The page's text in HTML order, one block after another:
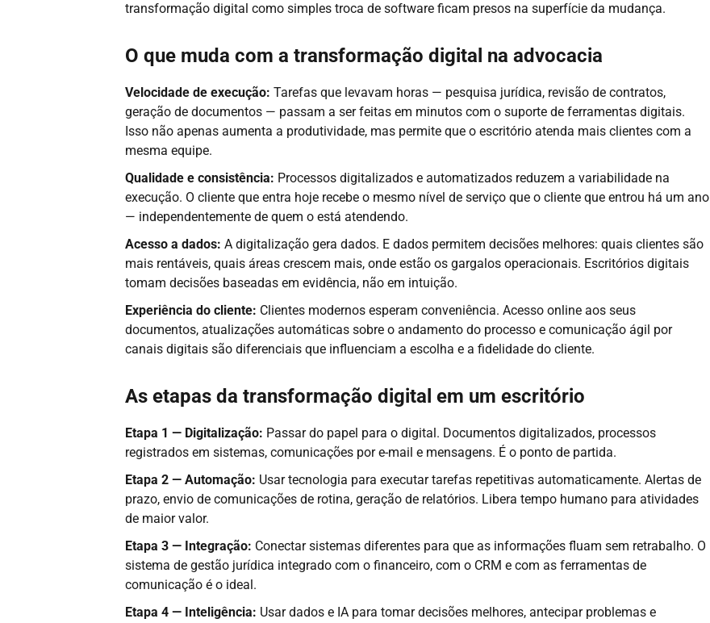
transformação digital como simples troca de software ficam presos na superfície da mudança.
O que muda com a transformação digital na advocacia
Velocidade de execução: Tarefas que levavam horas — pesquisa jurídica, revisão de contratos,
geração de documentos — passam a ser feitas em minutos com o suporte de ferramentas digitais.
Isso não apenas aumenta a produtividade, mas permite que o escritório atenda mais clientes com a
mesma equipe.
Qualidade e consistência: Processos digitalizados e automatizados reduzem a variabilidade na
execução. O cliente que entra hoje recebe o mesmo nível de serviço que o cliente que entrou há um ano
— independentemente de quem o está atendendo.
Acesso a dados: A digitalização gera dados. E dados permitem decisões melhores: quais clientes são
mais rentáveis, quais áreas crescem mais, onde estão os gargalos operacionais. Escritórios digitais
tomam decisões baseadas em evidência, não em intuição.
Experiência do cliente: Clientes modernos esperam conveniência. Acesso online aos seus
documentos, atualizações automáticas sobre o andamento do processo e comunicação ágil por
canais digitais são diferenciais que influenciam a escolha e a fidelidade do cliente.
As etapas da transformação digital em um escritório
Etapa 1 — Digitalização: Passar do papel para o digital. Documentos digitalizados, processos
registrados em sistemas, comunicações por e-mail e mensagens. É o ponto de partida.
Etapa 2 — Automação: Usar tecnologia para executar tarefas repetitivas automaticamente. Alertas de
prazo, envio de comunicações de rotina, geração de relatórios. Libera tempo humano para atividades
de maior valor.
Etapa 3 — Integração: Conectar sistemas diferentes para que as informações fluam sem retrabalho. O
sistema de gestão jurídica integrado com o financeiro, com o CRM e com as ferramentas de
comunicação é o ideal.
Etapa 4 — Inteligência: Usar dados e IA para tomar decisões melhores, antecipar problemas e